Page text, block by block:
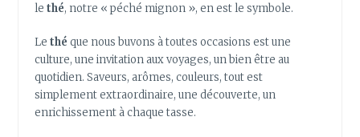
lethé, notre « péché mignon », en est le symbole.
Lethé que nous buvons à toutes occasions est une
culture, une invitation aux voyages, un bien être au
quotidien. Saveurs, arômes, couleurs, tout est
simplement extraordinaire, une découverte, un
enrichissement à chaque tasse.